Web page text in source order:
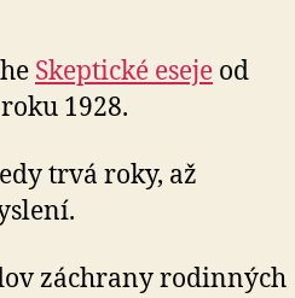
Skeptické eseje od
1928.
trvá roky, až
záchrany rodinných